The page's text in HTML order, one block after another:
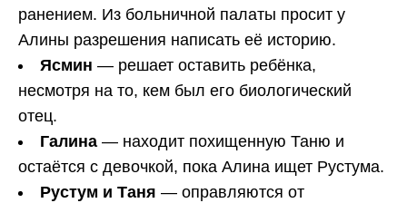
ранением. Из больничной палаты просит у
Алины разрешения написать её историю.
Ясмин — решает оставить ребёнка,
несмотря на то, кем был его биологический
отец.
Галина — находит похищенную Таню и
остаётся с девочкой, пока Алина ищет Рустума.
Рустум и Таня — оправляются от